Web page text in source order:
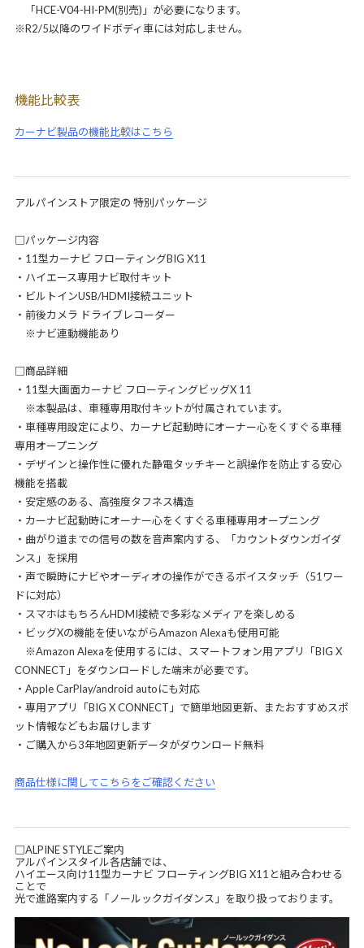
「HCE-V04-HI-PM(別売)」が必要になります。
※R2/5以降のワイドボディ車には対応しません。
機能比較表
カーナビ製品の機能比較はこちら
アルパインストア限定の 特別パッケージ
□パッケージ内容
・11型カーナビ フローティングBIG X11
・ハイエース専用ナビ取付キット
・ビルトインUSB/HDMI接続ユニット
・前後カメラ ドライブレコーダー
※ナビ連動機能あり
□商品詳細
・11型大画面カーナビ フローティングビッグX 11
※本製品は、車種専用取付キットが付属されています。
・車種専用設定により、カーナビ起動時にオーナー心をくすぐる車種
専用オープニング
・デザインと操作性に優れた静電タッチキーと誤操作を防止する安心
機能を搭載
・安定感のある、高強度タフネス構造
・カーナビ起動時にオーナー心をくすぐる車種専用オープニング
・曲がり道までの信号の数を音声案内する、「カウントダウンガイダ
ンス」を採用
・声で瞬時にナビやオーディオの操作ができるボイスタッチ（51ワー
ドに対応）
・スマホはもちろんHDMI接続で多彩なメディアを楽しめる
・ビッグXの機能を使いながらAmazon Alexaも使用可能
※Amazon Alexaを使用するには、スマートフォン用アプリ「BIG X
CONNECT」をダウンロードした端末が必要です。
・Apple CarPlay/android autoにも対応
・専用アプリ「BIG X CONNECT」で簡単地図更新、またおすすめスポ
ット情報などもお届けします
・ご購入から3年地図更新データがダウンロード無料
商品仕様に関してこちらをご確認ください
□ALPINE STYLEご案内
アルパインスタイル各店舗では、
ハイエース向け11型カーナビ フローティングBIG X11と組み合わせる
ことで
光で進路案内する「ノールックガイダンス」を取り扱っております。